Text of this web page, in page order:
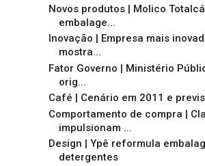
Novos produtos | Molico
embalage...
Inovação | Empresa mais
mostra...
Fator Governo | Ministério
orig...
Café | Cenário em 2011 e
Comportamento de compra |
impulsionam ...
Design | Ypê reformula
detergentes